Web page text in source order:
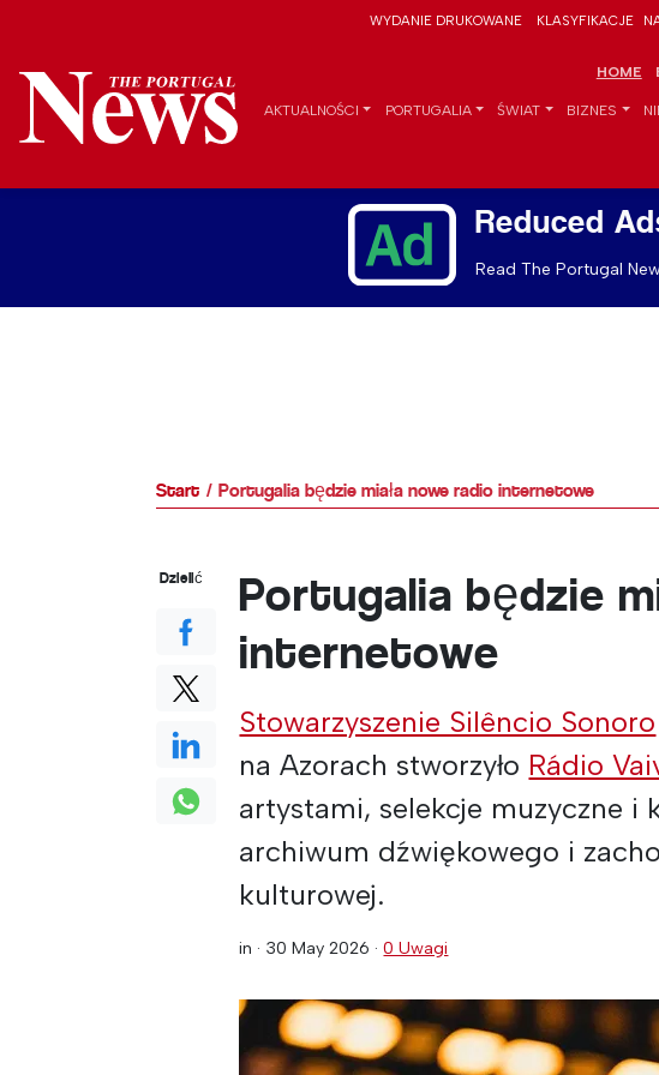
WYDANIE DRUKOWANE KLASYFIKACJE
HOME
AKTUALNOŚCI PORTUGALIA ŚWIAT BIZNES
Reduced
Read The Portugal
Start Portugalia będzie miała nowe radio internetowe
Portugalia będzie
internetowe
Stowarzyszenie Silêncio Sonoro
na Azorach stworzyło Rádio
artystami, selekcje muzyczne i
archiwum dźwiękowego i
kulturowej.
in · 30 May 2026 ·0 Uwagi
Dzielić